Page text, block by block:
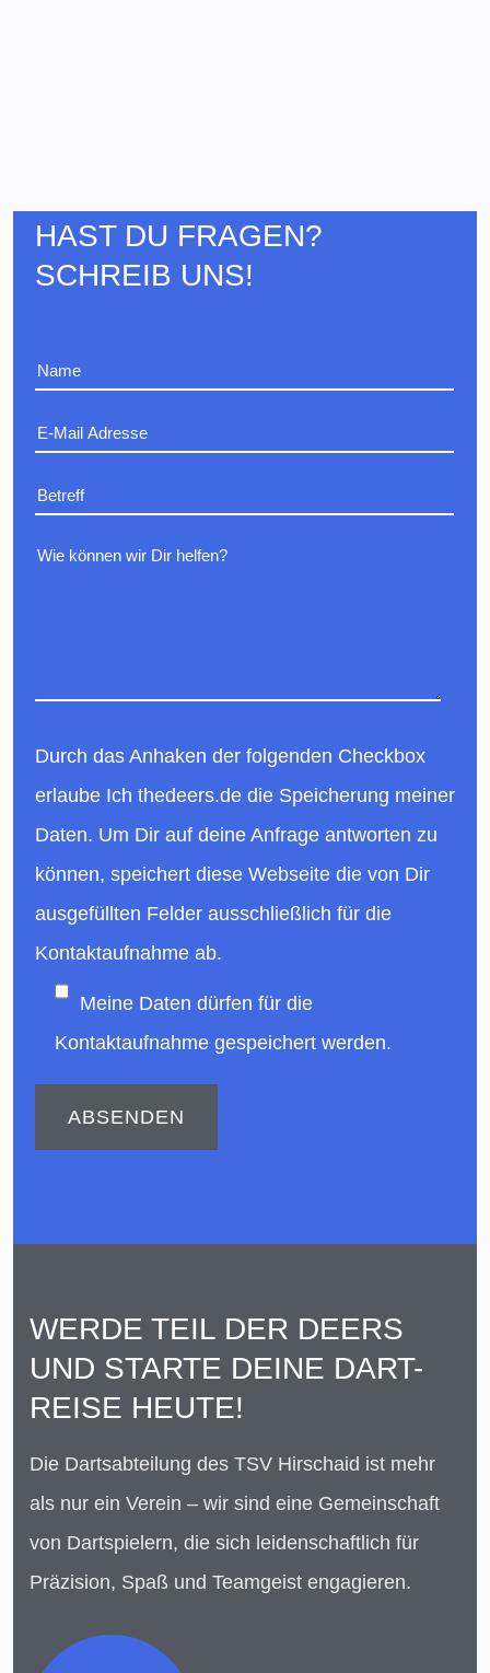
HAST DU FRAGEN?
SCHREIB UNS!
Durch das Anhaken der folgenden Checkbox
erlaube Ich thedeers.de die Speicherung meiner
Daten. Um Dir auf deine Anfrage antworten zu
können, speichert diese Webseite die von Dir
ausgefüllten Felder ausschließlich für die
Kontaktaufnahme ab.
Meine Daten dürfen für die
Kontaktaufnahme gespeichert werden.
WERDE TEIL DER DEERS
UND STARTE DEINE DART-
REISE HEUTE!
Die Dartsabteilung des TSV Hirschaid ist mehr
als nur ein Verein – wir sind eine Gemeinschaft
von Dartspielern, die sich leidenschaftlich für
Präzision, Spaß und Teamgeist engagieren.